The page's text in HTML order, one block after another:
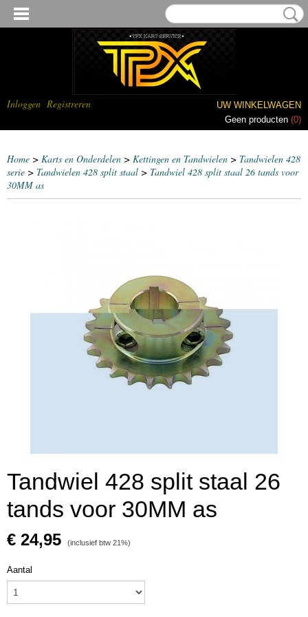
Inloggen Registreren
UW WINKELWAGEN
Geen producten (0)
Home > Karts en Onderdelen > Kettingen en Tandwielen > Tandwielen 428
serie > Tandwielen 428 split staal > Tandwiel 428 split staal 26 tands voor
30MM as
Tandwiel 428 split staal 26
tands voor 30MM as
€ 24,95 (inclusief btw 21%)
Aantal